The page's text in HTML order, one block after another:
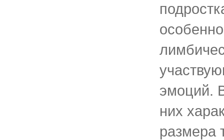
эмоций.
них
размера